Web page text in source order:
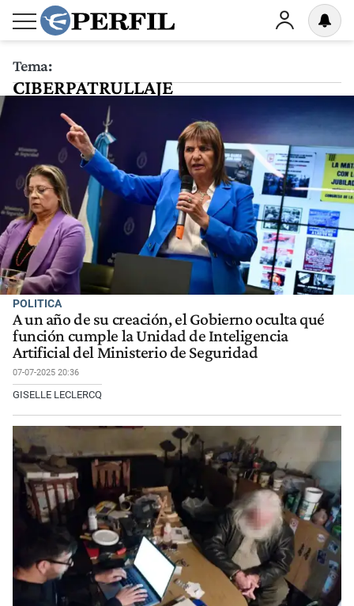
Tema:
CIBERPATRULLAJE
POLITICA
A un año de su creación, el Gobierno oculta qué
función cumple la Unidad de Inteligencia
Artificial del Ministerio de Seguridad
07-07-2025 20:36
GISELLE LECLERCQ